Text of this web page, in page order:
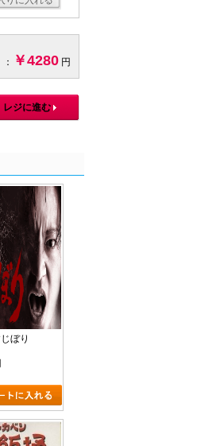
￥4280 円
レジに進む
ぼり